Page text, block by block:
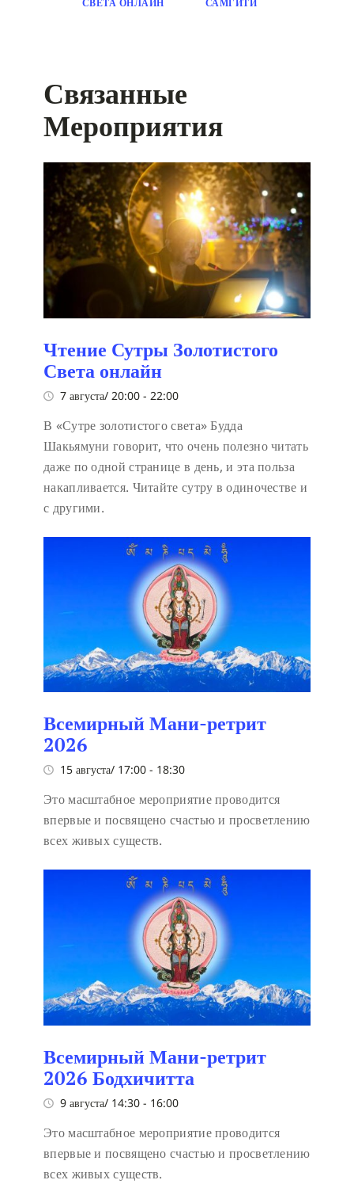
СВЕТА ОНЛАЙН
САМГИТИ
Связанные
Мероприятия
Чтение Сутры Золотистого
Света онлайн
7 августа/ 20:00 - 22:00
В «Сутре золотистого света» Будда
Шакьямуни говорит, что очень полезно читать
даже по одной странице в день, и эта польза
накапливается. Читайте сутру в одиночестве и
с другими.
Всемирный Мани-ретрит
2026
15 августа/ 17:00 - 18:30
Это масштабное мероприятие проводится
впервые и посвящено счастью и просветлению
всех живых существ.
Всемирный Мани-ретрит
2026 Бодхичитта
9 августа/ 14:30 - 16:00
Это масштабное мероприятие проводится
впервые и посвящено счастью и просветлению
всех живых существ.